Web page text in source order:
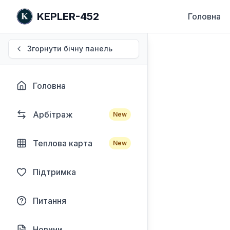
KEPLER-452 Головна
Згорнути бічну панель
Головна
Арбітраж New
Теплова карта New
Підтримка
Питання